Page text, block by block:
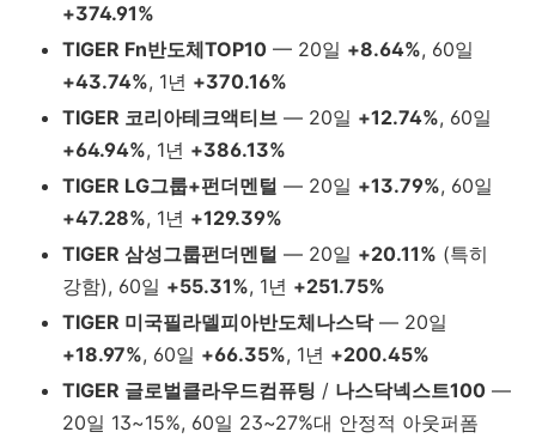
+374.91%
TIGER Fn반도체TOP10 — 20일 +8.64%, 60일
+43.74%, 1년 +370.16%
TIGER 코리아테크액티브 — 20일 +12.74%, 60일
+64.94%, 1년 +386.13%
TIGER LG그룹+펀더멘털 — 20일 +13.79%, 60일
+47.28%, 1년 +129.39%
TIGER 삼성그룹펀더멘털 — 20일 +20.11% (특히
강함), 60일 +55.31%, 1년 +251.75%
TIGER 미국필라델피아반도체나스닥— 20일
+18.97%, 60일 +66.35%, 1년 +200.45%
TIGER 글로벌클라우드컴퓨팅 / 나스닥넥스트100 —
20일 13~15%, 60일 23~27%대 안정적 아웃퍼폼